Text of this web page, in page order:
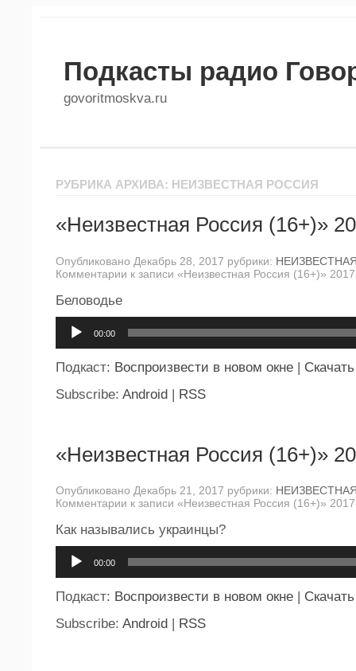
Подкасты радио
govoritmoskva.ru
РУБРИКА АРХИВА: НЕИЗВЕСТНАЯ РОССИЯ
«Неизвестная Россия (16+)»
Опубликовано Декабрь 28, 2017 рубрики:
Комментарии к записи «Неизвестная Россия (16+)»
Беловодье
00:00
Подкаст: Воспроизвести в новом окне | Скачать
Subscribe: Android | RSS
«Неизвестная Россия (16+)»
Опубликовано Декабрь 21, 2017 рубрики:
Комментарии к записи «Неизвестная Россия (16+)»
Как назывались украинцы?
00:00
Подкаст: Воспроизвести в новом окне
Скачать
Subscribe: Android RSS